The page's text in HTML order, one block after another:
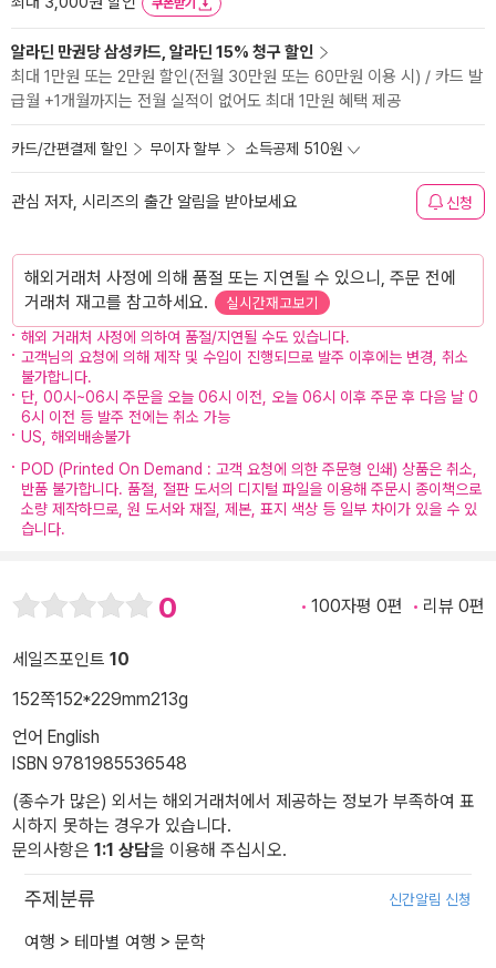
쿠폰받기
알라딘 만권당 삼성카드, 알라딘 15% 청구 할인
최대 1만원 또는 2만원 할인(전월 30만원 또는 60만원 이용 시) / 카드 발
급월 +1개월까지는 전월 실적이 없어도 최대 1만원 혜택 제공
카드/간편결제 할인 무이자 할부 소득공제 510원
관심 저자, 시리즈의 출간 알림을 받아보세요 신청
해외거래처 사정에 의해 품절 또는 지연될 수 있으니, 주문 전에
거래처 재고를 참고하세요.
실시간재고보기
해외 거래처 사정에 의하여 품절/지연될 수도 있습니다.
고객님의 요청에 의해 제작 및 수입이 진행되므로 발주 이후에는 변경, 취소
불가합니다.
단, 00시~06시 주문을 오늘 06시 이전, 오늘 06시 이후 주문 후 다음 날 0
6시 이전 등 발주 전에는 취소 가능
US, 해외배송불가
POD (Printed On Demand : 고객 요청에 의한 주문형 인쇄) 상품은 취소,
반품 불가합니다. 품절, 절판 도서의 디지털 파일을 이용해 주문시 종이책으로
소량 제작하므로, 원 도서와 재질, 제본, 표지 색상 등 일부 차이가 있을 수 있
습니다.
0 100자평 0편 리뷰 0편
세일즈포인트 10
152쪽152*229mm213g
언어 English
ISBN 9781985536548
(종수가 많은) 외서는 해외거래처에서 제공하는 정보가 부족하여 표
시하지 못하는 경우가 있습니다.
문의사항은 1:1 상담을 이용해 주십시오.
주제분류 신간알림 신청
여행 > 테마별 여행 > 문학